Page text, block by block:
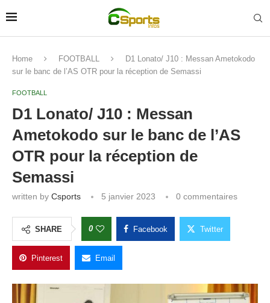
Home FOOTBALL
D1 Lonato/ J10 : Messan Ametokodo
sur le banc de l’AS OTR pour la réception de Semassi
FOOTBALL
D1 Lonato/ J10 : Messan
Ametokodo sur le banc de l’AS
OTR pour la réception de
Semassi
written by Csports 5 janvier 2023 0 commentaires
SHARE 0 Facebook Twitter
Pinterest Email